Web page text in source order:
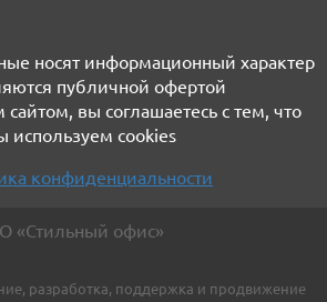
носят информационный характер
публичной офертой
вы соглашаетесь с тем, что
используем cookies
конфиденциальности
«Стильный офис»
разработка, поддержка и продвижение